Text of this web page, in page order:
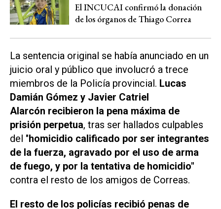
El INCUCAI confirmó la donación
de los órganos de Thiago Correa
La sentencia original se había anunciado en un
juicio oral y público que involucró a trece
miembros de la Policía provincial. Lucas
Damián Gómez y Javier Catriel
Alarcón recibieron la pena máxima de
prisión perpetua, tras ser hallados culpables
del "homicidio calificado por ser integrantes
de la fuerza, agravado por el uso de arma
de fuego, y por la tentativa de homicidio"
contra el resto de los amigos de Correas.
El resto de los policías recibió penas de